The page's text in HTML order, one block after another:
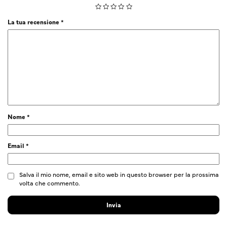
La tua recensione*
Nome*
Email *
Salva il mio nome, email e sito web in questo browser per la prossima
volta che commento.